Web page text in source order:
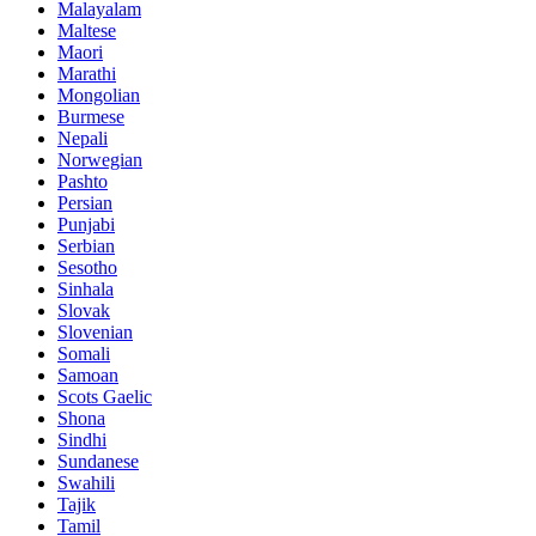
Malayalam
Maltese
Maori
Marathi
Mongolian
Burmese
Nepali
Norwegian
Pashto
Persian
Punjabi
Serbian
Sesotho
Sinhala
Slovak
Slovenian
Somali
Samoan
Scots Gaelic
Shona
Sindhi
Sundanese
Swahili
Tajik
Tamil